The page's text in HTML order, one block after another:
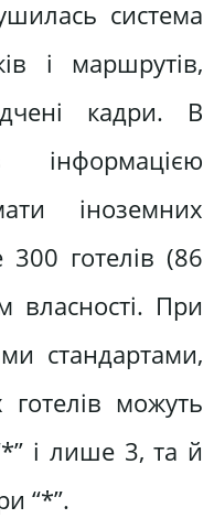
система
і маршрутів,
кадри. В
іноземних
готелів (86
власності. При
стандартами,
готелів можуть
і лише 3, та й
“*”.